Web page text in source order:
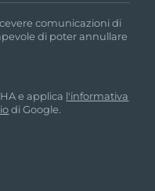
comunicazioni di
di poter annullare
e applica l'informativa
di Google.